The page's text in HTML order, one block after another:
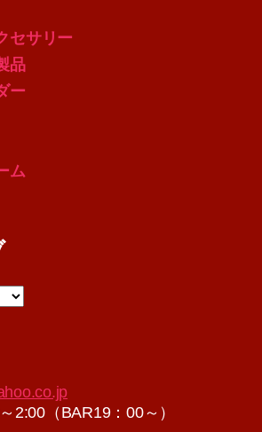
セサリー
品
ー
ム
2:00（BAR19：00～）